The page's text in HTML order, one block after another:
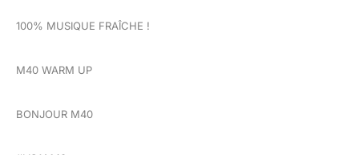
100% MUSIQUE FRAÎCHE !
M40 WARM UP
BONJOUR M40